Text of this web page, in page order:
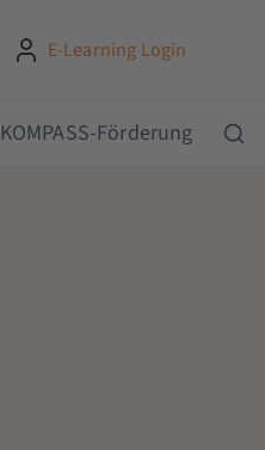
E-Learning Login
KOMPASS-Förderung